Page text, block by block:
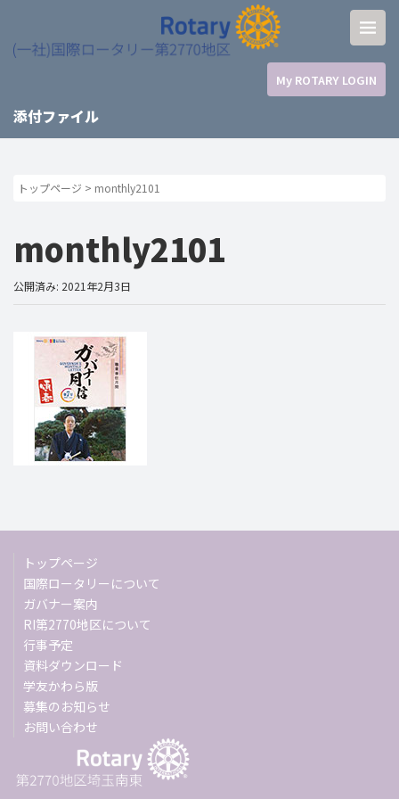
My ROTARY LOGIN
添付ファイル
トップページ > monthly2101
monthly2101
公開済み: 2021年2月3日
トップページ
国際ロータリーについて
ガバナー案内
RI第2770地区について
行事予定
資料ダウンロード
学友かわら版
募集のお知らせ
お問い合わせ